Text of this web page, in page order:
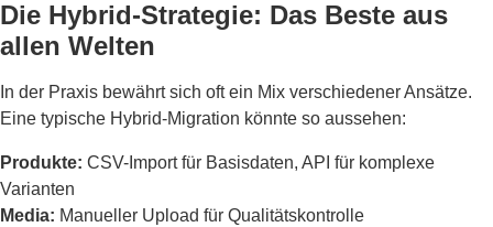
Die Hybrid-Strategie: Das Beste aus
allen Welten
In der Praxis bewährt sich oft ein Mix verschiedener Ansätze.
Eine typische Hybrid-Migration könnte so aussehen:
Produkte: CSV-Import für Basisdaten, API für komplexe
Varianten
Media: Manueller Upload für Qualitätskontrolle